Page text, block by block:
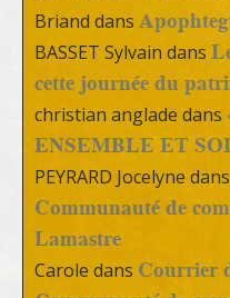
Briand dans
BASSET Sylvain dans
cette journée du
christian anglade dans
ENSEMBLE ET
PEYRARD Jocelyne dans
Communauté de
Lamastre
Carole dans Courrier